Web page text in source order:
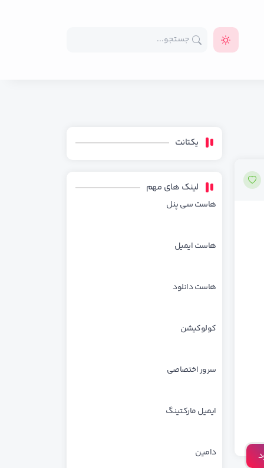
یکتانت
لینک های مهم
هاست سی پنل
هاست ایمیل
هاست دانلود
کولوکیشن
سرور اختصاصی
ایمیل مارکتینگ
دامین